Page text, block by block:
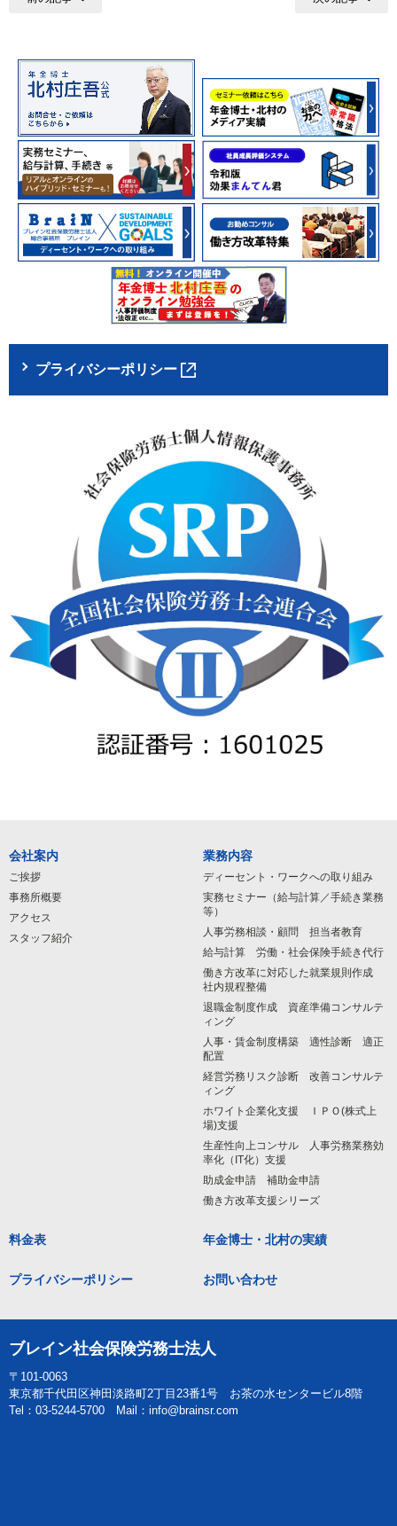
プライバシーポリシー
会社案内
ご挨拶
事務所概要
アクセス
スタッフ紹介
業務内容
ディーセント・ワークへの取り組み
実務セミナー（給与計算／手続き業務
等）
人事労務相談・顧問 担当者教育
給与計算 労働・社会保険手続き代行
働き方改革に対応した就業規則作成
社内規程整備
退職金制度作成 資産準備コンサルテ
ィング
人事・賃金制度構築 適性診断 適正
配置
経営労務リスク診断 改善コンサルテ
ィング
ホワイト企業化支援 ＩＰＯ(株式上
場)支援
生産性向上コンサル 人事労務業務効
率化（IT化）支援
助成金申請 補助金申請
働き方改革支援シリーズ
料金表 年金博士・北村の実績
プライバシーポリシー お問い合わせ
ブレイン社会保険労務士法人
〒101-0063
東京都千代田区神田淡路町2丁目23番1号 お茶の水センタービル8階
Tel：03-5244-5700 Mail：info@brainsr.com